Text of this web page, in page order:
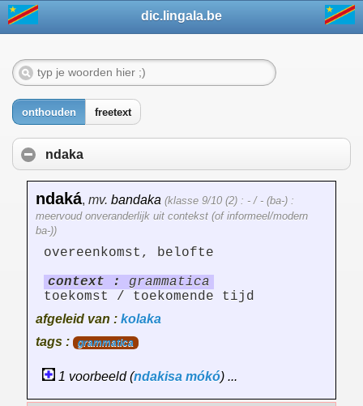
dic.lingala.be
onthouden freetext
ndaka
ndaká, mv. bandaka (klasse 9/10 (2) : - / - (ba-) :
meervoud onveranderlijk uit contekst (of informeel/modern
ba-))
overeenkomst, belofte
context :
grammatica
toekomst / toekomende tijd
afgeleid van : kolaka
tags :
grammatica
1 voorbeeld (ndakisa mókó) ...